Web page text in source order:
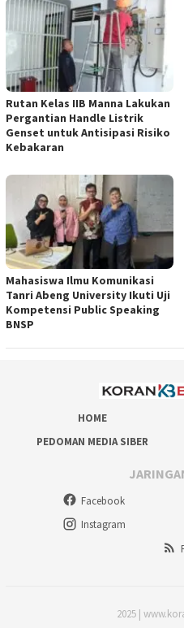
Rutan Kelas IIB Manna Lakukan
Pergantian Handle Listrik
Genset untuk Antisipasi Risiko
Kebakaran
Mahasiswa Ilmu Komunikasi
Tanri Abeng University Ikuti Uji
Kompetensi Public Speaking
BNSP
HOME
PEDOMAN MEDIA SIBER
Facebook
Instagram
2025 |